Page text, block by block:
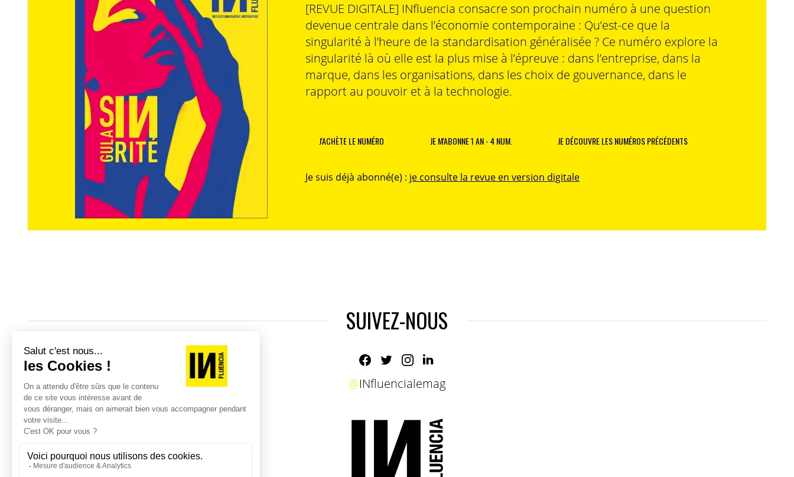
[REVUE DIGITALE] INfluencia consacre son prochain numéro à une question
devenue centrale dans l’économie contemporaine : Qu’est-ce que la
singularité à l’heure de la standardisation généralisée ? Ce numéro explore la
singularité là où elle est la plus mise à l’épreuve : dans l’entreprise, dans la
marque, dans les organisations, dans les choix de gouvernance, dans le
rapport au pouvoir et à la technologie.
J'ACHÈTE LE NUMÉRO JE M'ABONNE 1 AN - 4 NUM. JE DÉCOUVRE LES NUMÉROS PRÉCÉDENTS
Je suis déjà abonné(e) : je consulte la revue en version digitale
SUIVEZ-NOUS
@INfluencialemag